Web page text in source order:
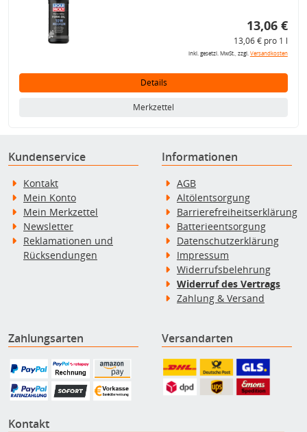
13,06 €
13,06 € pro 1 l
inkl. gesetzl. MwSt., zzgl.Versandkosten
Details
Merkzettel
Kundenservice
Kontakt
Mein Konto
Mein Merkzettel
Newsletter
Reklamationen und
Rücksendungen
Informationen
AGB
Altölentsorgung
Barrierefreiheitserklärung
Batterieentsorgung
Datenschutzerklärung
Impressum
Widerrufsbelehrung
Widerruf des Vertrags
Zahlung & Versand
Zahlungsarten Versandarten
Kontakt